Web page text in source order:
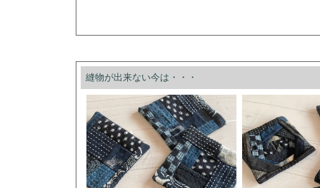
縫物が出来ない今は・・・